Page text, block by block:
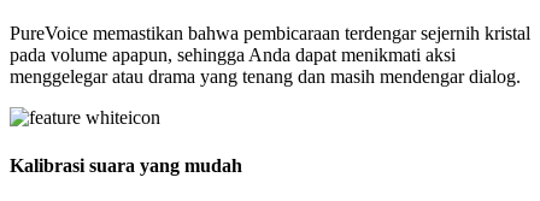
PureVoice memastikan bahwa pembicaraan terdengar sejernih kristal
pada volume apapun, sehingga Anda dapat menikmati aksi
menggelegar atau drama yang tenang dan masih mendengar dialog.
Kalibrasi suara yang mudah